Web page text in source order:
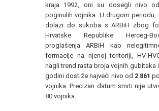
kraja 1992, oni su dosegli nivo
poginulih vojnika. U drugom periodu,
dolazi do sukoba s ARBiH zbog
Hrvatske Republike Herceg-
proglašenja ARBiH kao
formacije na njenoj teritoriji, HV-
nagli trend rasta broja vojnih gubitaka
godini dostiže najveći nivo od 2 861
vojnika. Precizan datum smrti nije
80 vojnika.